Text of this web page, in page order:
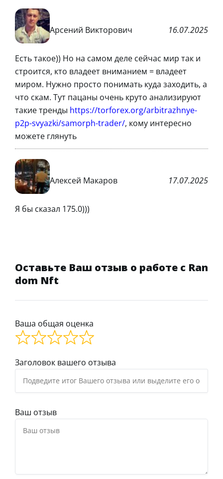
Арсений Викторович 16.07.2025
Есть такое)) Но на самом деле сейчас мир так и
строится, кто владеет вниманием = владеет
миром. Нужно просто понимать куда заходить, а
что скам. Тут пацаны очень круто анализируют
такие тренды https://torforex.org/arbitrazhnye-
p2p-svyazki/samorph-trader/, кому интересно
можете глянуть
Алексей Макаров 17.07.2025
Я бы сказал 175.0)))
Оставьте Ваш отзыв о работе с Ran
dom Nft
Ваша общая оценка
Заголовок вашего отзыва
Ваш отзыв